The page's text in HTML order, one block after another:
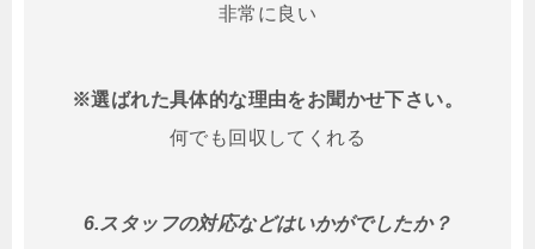
非常に良い
※選ばれた具体的な理由をお聞かせ下さい。
何でも回収してくれる
6.スタッフの対応などはいかがでしたか？